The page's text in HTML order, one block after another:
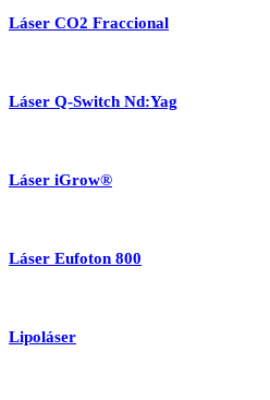
Láser CO2 Fraccional
Láser Q-Switch Nd:Yag
Láser iGrow®
Láser Eufoton 800
Lipoláser